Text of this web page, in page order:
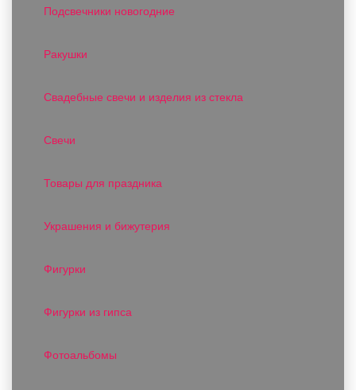
Подсвечники новогодние
Ракушки
Свадебные свечи и изделия из стекла
Свечи
Товары для праздника
Украшения и бижутерия
Фигурки
Фигурки из гипса
Фотоальбомы